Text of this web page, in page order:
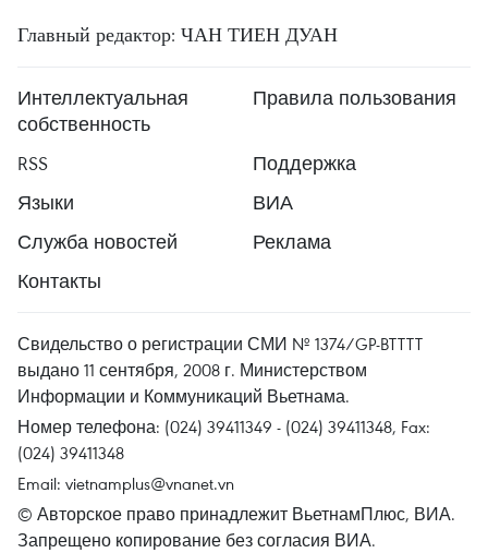
Главный редактор: ЧАН ТИЕН ДУАН
Интеллектуальная
собственность
Правила пользования
RSS
Поддержка
Языки
ВИА
Служба новостей
Реклама
Контакты
Свидельство о регистрации СМИ № 1374/GP-BTTTT
выдано 11 сентября, 2008 г. Министерством
Информации и Коммуникаций Вьетнама.
Номер телефона: (024) 39411349 - (024) 39411348, Fax:
(024) 39411348
Email: vietnamplus@vnanet.vn
© Авторское право принадлежит ВьетнамПлюс, ВИА.
Запрещено копирование без согласия ВИА.